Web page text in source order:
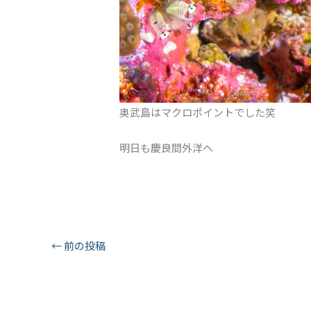
奥武島はマクロポイントでした笑
明日も慶良間外洋へ
←前の投稿